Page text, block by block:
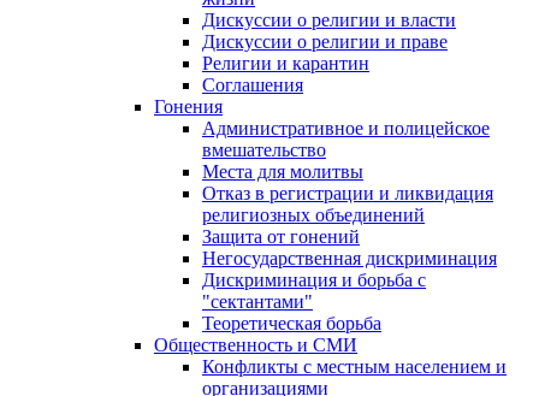
Дискуссии о религии и власти
Дискуссии о религии и праве
Религии и карантин
Соглашения
Гонения
Административное и полицейское
вмешательство
Места для молитвы
Отказ в регистрации и ликвидация
религиозных объединений
Защита от гонений
Негосударственная дискриминация
Дискриминация и борьба с
"сектантами"
Теоретическая борьба
Общественность и СМИ
Конфликты с местным населением и
организациями